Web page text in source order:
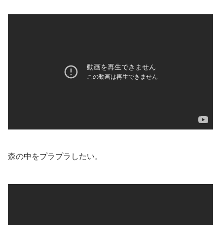
森の中をプラプラしたい。